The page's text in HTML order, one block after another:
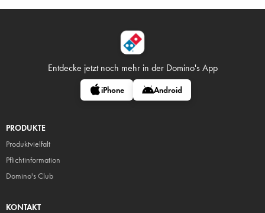
Entdecke jetzt noch mehr in der Domino's App
iPhone Android
PRODUKTE
Produktvielfalt
Pflichtinformation
Domino's Club
KONTAKT